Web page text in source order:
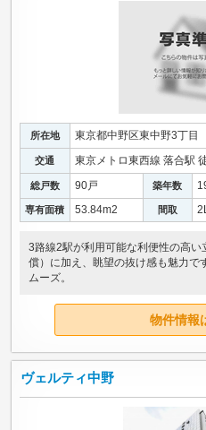
所在地 東京都中野区東中野3丁目
交通 東京メトロ東西線 落合駅
総戸数 90戸 築年数
専有面積 53.84m2 間取
3路線2駅が利用可能な利便性の高
償）に加え、眺望の抜け感も魅力で
ムーズ。
物件情報
ヴェルティ中野